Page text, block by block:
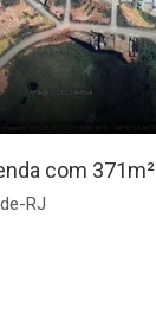
com 371m²
RJ